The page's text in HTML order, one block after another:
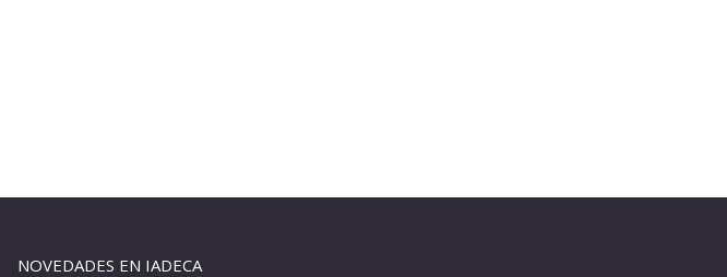
NOVEDADES EN IADECA